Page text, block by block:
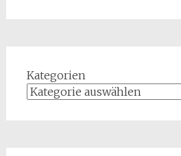
Kategorien